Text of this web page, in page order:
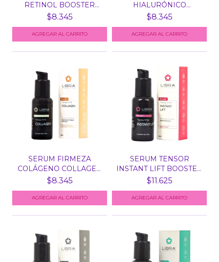
RETINOL BOOSTER
THERAPY...
$8.345
HIALURÓNICO
BOOSTER THE...
$8.345
SERUM FIRMEZA
COLÁGENO COLLAGEN
BOOSTER...
$8.345
SERUM TENSOR
INSTANT LIFT BOOSTER
THERAP...
$11.625